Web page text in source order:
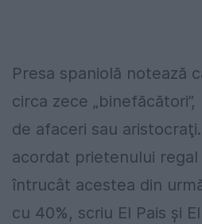
Presa spaniolă notează
circa zece
de afaceri sau
acordat prietenului
întrucât acestea din
cu 40%, scriu El Pais şi